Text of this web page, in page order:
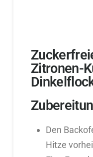
Zitronen-
Den
Hitze